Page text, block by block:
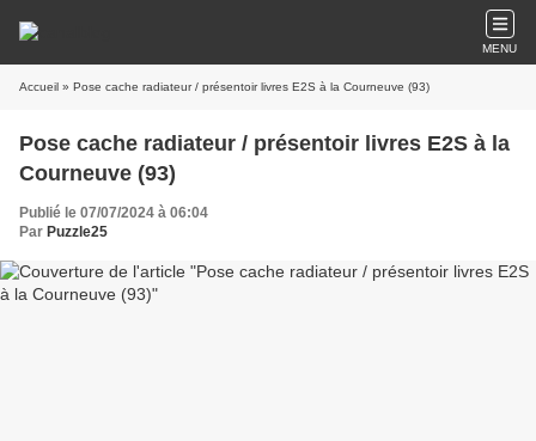
MENU
Accueil » Pose cache radiateur / présentoir livres E2S à la Courneuve (93)
Pose cache radiateur / présentoir livres E2S à la
Courneuve (93)
Publié le 07/07/2024 à 06:04
Par Puzzle25